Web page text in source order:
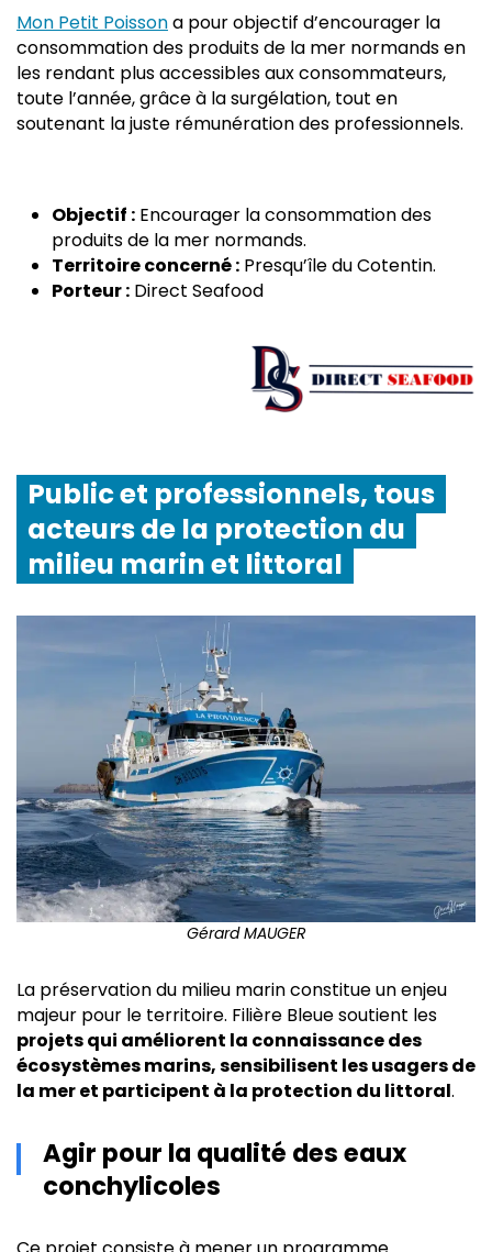
Mon Petit Poissona pour objectif d’encourager la
consommation des produits de la mer normands en
les rendant plus accessibles aux consommateurs,
toute l’année, grâce à la surgélation, tout en
soutenant la juste rémunération des professionnels.
Objectif : Encourager la consommation des
produits de la mer normands.
Territoire concerné : Presqu’île du Cotentin.
Porteur : Direct Seafood
Public et professionnels, tous
acteurs de la protection du
milieu marin et littoral
Gérard MAUGER
La préservation du milieu marin constitue un enjeu
majeur pour le territoire. Filière Bleue soutient les
projets qui améliorent la connaissance des
écosystèmes marins, sensibilisent les usagers de
la mer et participent à la protection du littoral.
Agir pour la qualité des eaux
conchylicoles